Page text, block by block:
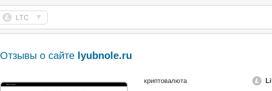
LTC ▼
Отзывы о сайте lyubnole.ru
криптовалюта